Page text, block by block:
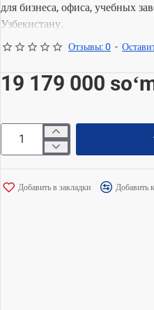
для бизнеса, офиса, учебных
Узбекистану.
Основные характеристики:
Бренд: Apple.
Отзывы: 0 -
19 179 000
Добавить в закладки Добавить